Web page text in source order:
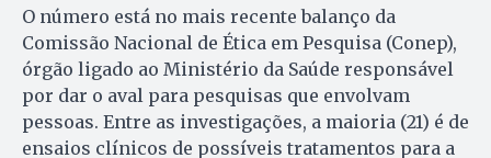
O número está no mais recente balanço da
Comissão Nacional de Ética em Pesquisa (Conep),
órgão ligado ao Ministério da Saúde responsável
por dar o aval para pesquisas que envolvam
pessoas. Entre as investigações, a maioria (21) é de
ensaios clínicos de possíveis tratamentos para a